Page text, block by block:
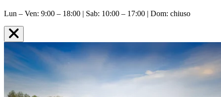
Lun – Ven: 9:00 – 18:00 | Sab: 10:00 – 17:00 | Dom: chiuso